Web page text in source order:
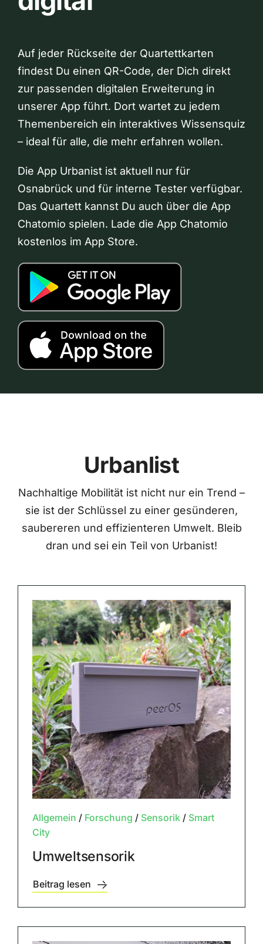
Auf jeder Rückseite der Quartettkarten
findest Du einen QR-Code, der Dich direkt
zur passenden digitalen Erweiterung in
unserer App führt. Dort wartet zu jedem
Themenbereich ein interaktives Wissensquiz
– ideal für alle, die mehr erfahren wollen.
Die App Urbanist ist aktuell nur für
Osnabrück und für interne Tester verfügbar.
Das Quartett kannst Du auch über die App
Chatomio spielen. Lade die App Chatomio
kostenlos im App Store.
Urbanlist
Nachhaltige Mobilität ist nicht nur ein Trend –
sie ist der Schlüssel zu einer gesünderen,
saubereren und effizienteren Umwelt. Bleib
dran und sei ein Teil von Urbanist!
Allgemein / Forschung / Sensorik/ Smart
City
Umweltsensorik
Beitrag lesen